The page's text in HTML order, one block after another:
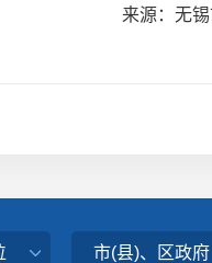
来源：无
市(县)、区政府